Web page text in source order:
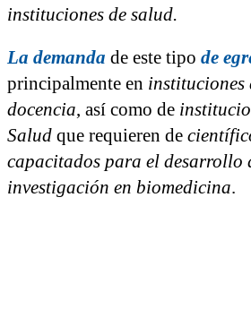
instituciones de salud.
La demanda de este tipo de
principalmente en instituciones
docencia, así como de
Salud que requieren de
capacitados para el desarrollo
investigación en biomedicina.